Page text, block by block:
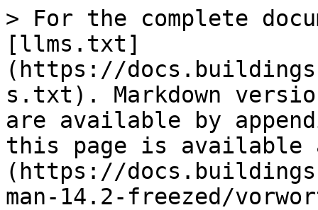
> For the complete
[llms.txt]
(https://
s.txt). Markdown
are available by
this page is available
(https://
man-14.2-freezed/